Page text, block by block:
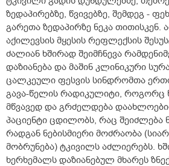
ზედაპირებზე, წვივებზე, შემდეგ -
გარეთა ზედაპირზე ნეკა თითისკენ.
აქილევსის მყესის რეფლექსის
ძალიან ხშირად შეიმჩნევა
დაზიანება და მაშინ კლინიკური
ცალკეული ფესვის სინდრომთა
გავა-წელის რადიკულიტი, როგორც
მწვავედ და გრძელდება
პაციენტი ცდილობს, რაც შეიძლება
რადგან ნებისმიერი მოძრაობა
მობრუნება) ტკივილს აძლიერებს.
ხერხემალს დაზიანებულ მხარეს